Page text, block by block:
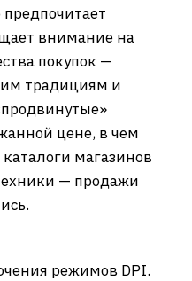
внимание на
покупок —
традициям и
цене, в чем
магазинов
— продажи
режимов DPI.